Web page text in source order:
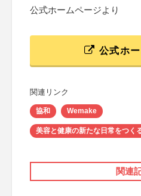
公式ホームページより
公式ホ
関連リンク
協和 Wemake
美容と健康の新たな日常をつく
関連